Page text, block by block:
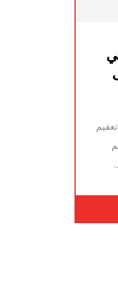
منازل في ابوظبي |0568950034| تعقيم